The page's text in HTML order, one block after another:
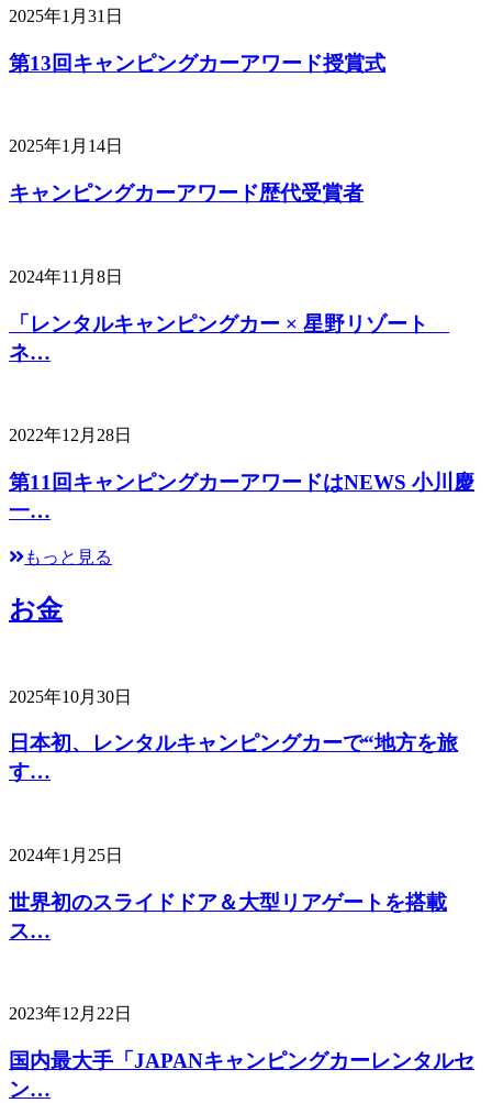
2025年1月31日
第13回キャンピングカーアワード授賞式
2025年1月14日
キャンピングカーアワード歴代受賞者
2024年11月8日
「レンタルキャンピングカー × 星野リゾート
ネ…
2022年12月28日
第11回キャンピングカーアワードはNEWS 小川慶
一…
もっと見る
お金
2025年10月30日
日本初、レンタルキャンピングカーで“地方を旅
す…
2024年1月25日
世界初のスライドドア＆大型リアゲートを搭載
ス…
2023年12月22日
国内最大手「JAPANキャンピングカーレンタルセ
ン…